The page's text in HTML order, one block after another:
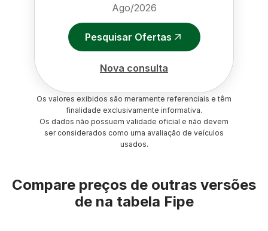
Ago/2026
Pesquisar Ofertas
Nova consulta
Os valores exibidos são meramente referenciais e têm
finalidade exclusivamente informativa.
Os dados não possuem validade oficial e não devem
ser considerados como uma avaliação de veículos
usados.
Compare preços de outras versões
de na tabela Fipe